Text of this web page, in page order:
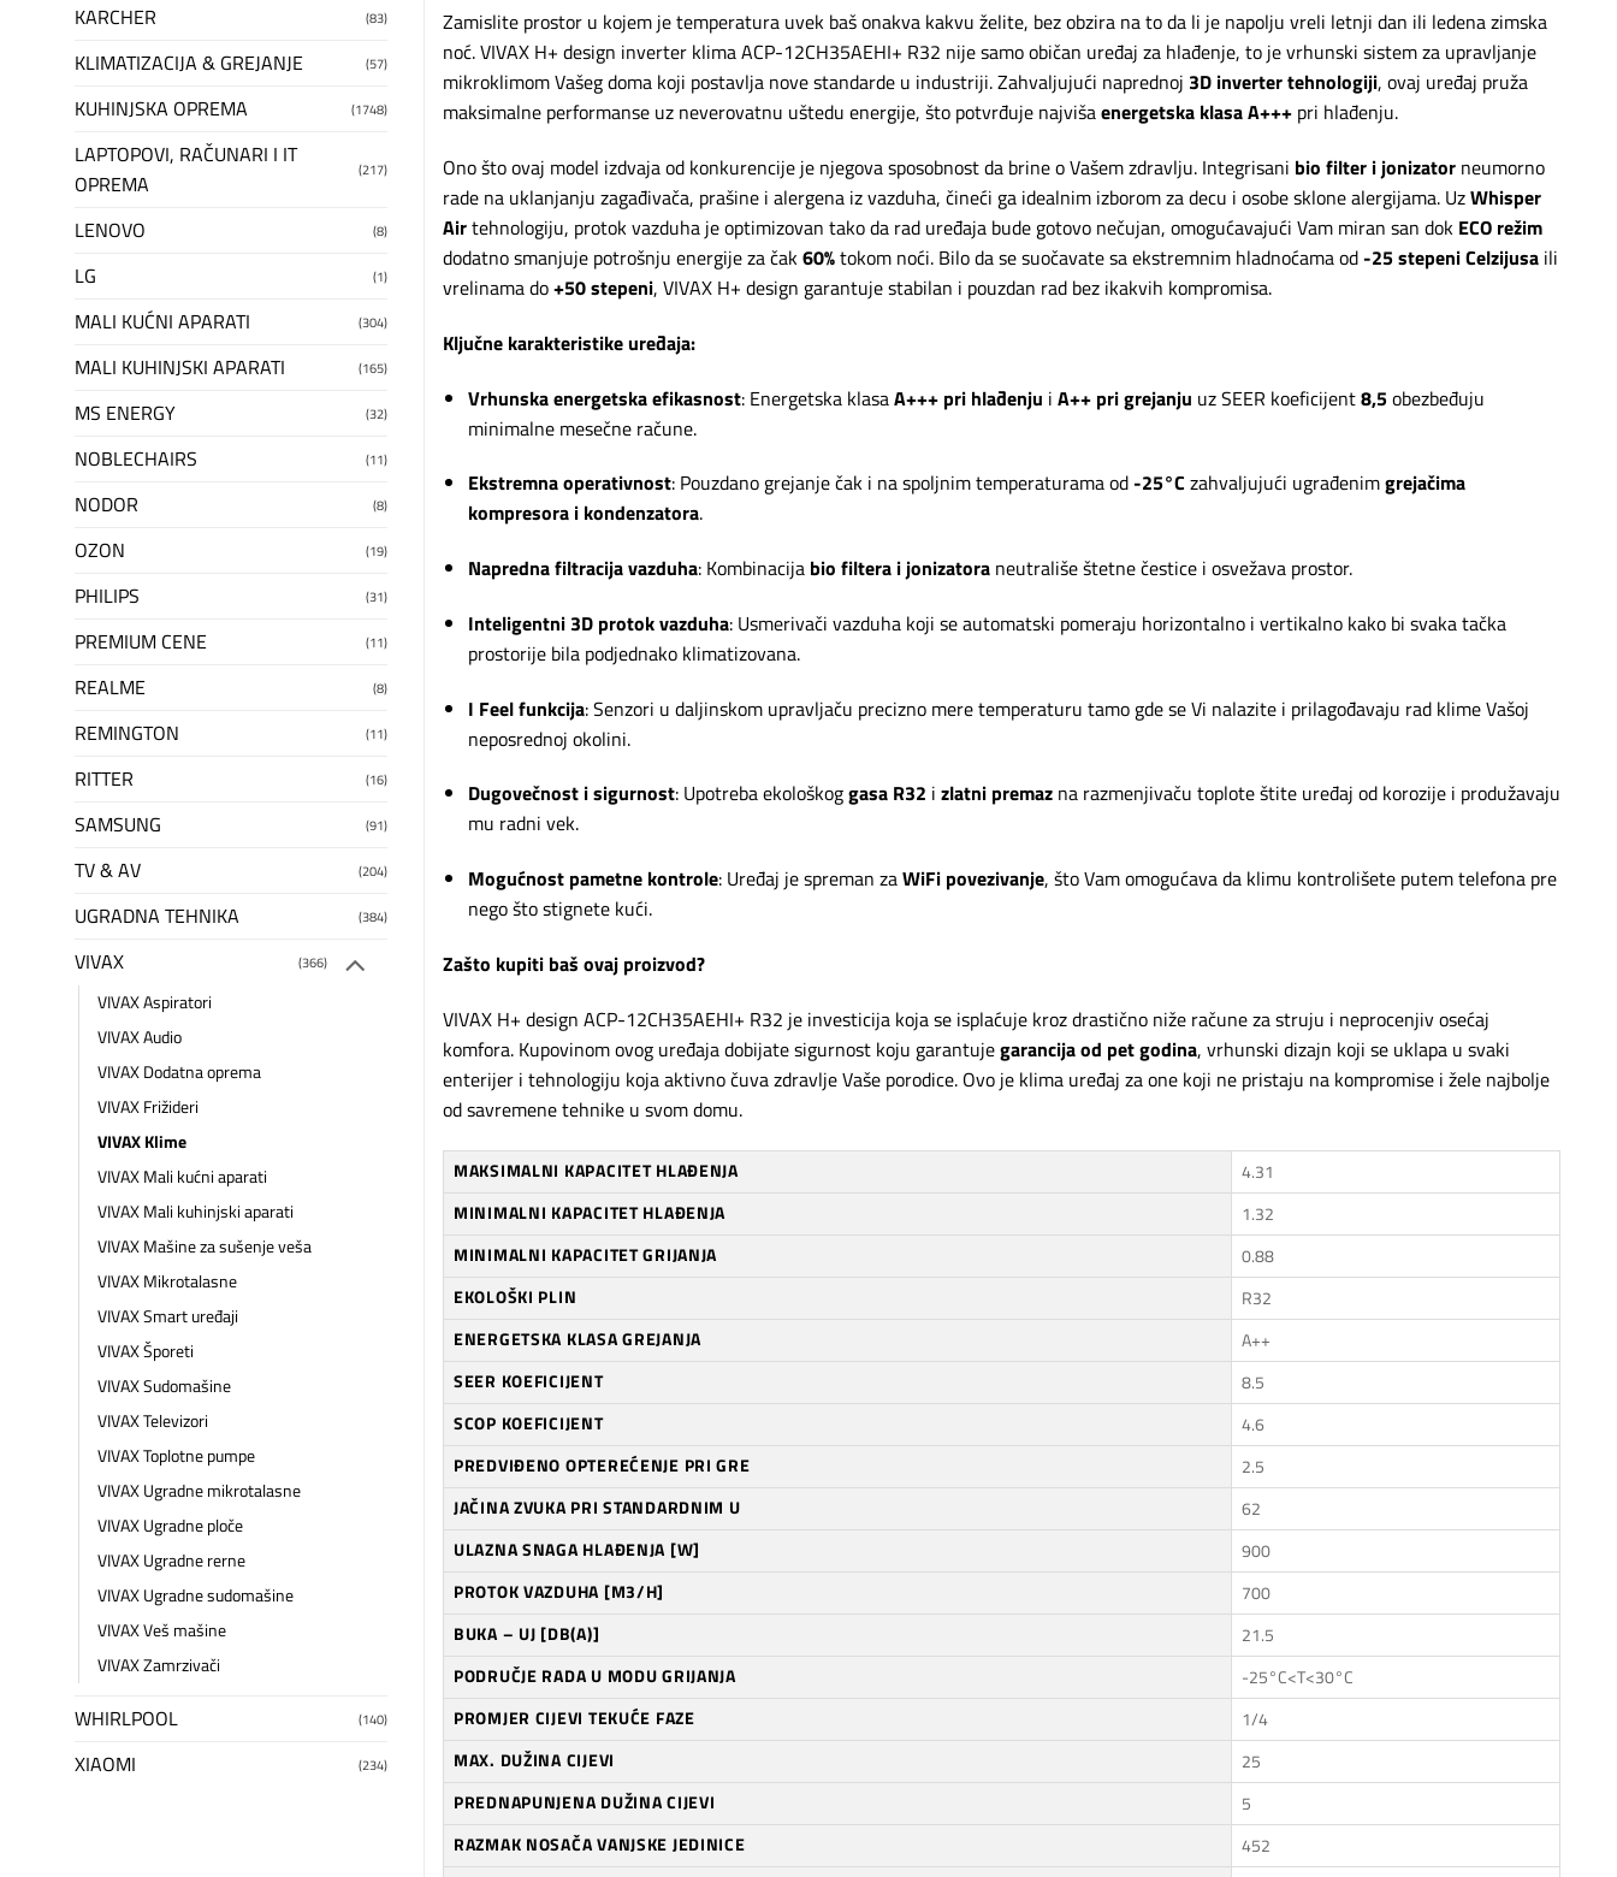
KARCHER (83)
KLIMATIZACIJA & GREJANJE (57)
KUHINJSKA OPREMA (1748)
LAPTOPOVI, RAČUNARI I IT
OPREMA
(217)
LENOVO (8)
LG (1)
MALI KUĆNI APARATI (304)
MALI KUHINJSKI APARATI (165)
MS ENERGY (32)
NOBLECHAIRS (11)
NODOR (8)
OZON (19)
PHILIPS (31)
PREMIUM CENE (11)
REALME (8)
REMINGTON (11)
RITTER (16)
SAMSUNG (91)
TV & AV (204)
UGRADNA TEHNIKA (384)
VIVAX (366)
VIVAX Aspiratori
VIVAX Audio
VIVAX Dodatna oprema
VIVAX Frižideri
VIVAX Klime
VIVAX Mali kućni aparati
VIVAX Mali kuhinjski aparati
VIVAX Mašine za sušenje veša
VIVAX Mikrotalasne
VIVAX Smart uređaji
VIVAX Šporeti
VIVAX Sudomašine
VIVAX Televizori
VIVAX Toplotne pumpe
VIVAX Ugradne mikrotalasne
VIVAX Ugradne ploče
VIVAX Ugradne rerne
VIVAX Ugradne sudomašine
VIVAX Veš mašine
VIVAX Zamrzivači
WHIRLPOOL (140)
XIAOMI (234)
Zamislite prostor u kojem je temperatura uvek baš onakva kakvu želite, bez obzira na to da li je napolju vreli letnji dan ili ledena zimska
noć. VIVAX H+ design inverter klima ACP-12CH35AEHI+ R32 nije samo običan uređaj za hlađenje, to je vrhunski sistem za upravljanje
mikroklimom Vašeg doma koji postavlja nove standarde u industriji. Zahvaljujući naprednoj 3D inverter tehnologiji, ovaj uređaj pruža
maksimalne performanse uz neverovatnu uštedu energije, što potvrđuje najvišaenergetska klasa A+++ pri hlađenju.
Ono što ovaj model izdvaja od konkurencije je njegova sposobnost da brine o Vašem zdravlju. Integrisani bio filter i jonizator neumorno
rade na uklanjanju zagađivača, prašine i alergena iz vazduha, čineći ga idealnim izborom za decu i osobe sklone alergijama. UzWhisper
Airtehnologiju, protok vazduha je optimizovan tako da rad uređaja bude gotovo nečujan, omogućavajući Vam miran san dok ECO režim
dodatno smanjuje potrošnju energije za čak60%tokom noći. Bilo da se suočavate sa ekstremnim hladnoćama od-25 stepeni Celzijusa ili
vrelinama do+50 stepeni, VIVAX H+ design garantuje stabilan i pouzdan rad bez ikakvih kompromisa.
Ključne karakteristike uređaja:
Vrhunska energetska efikasnost: Energetska klasaA+++ pri hlađenju i A++ pri grejanju uz SEER koeficijent8,5obezbeđuju
minimalne mesečne račune.
Ekstremna operativnost: Pouzdano grejanje čak i na spoljnim temperaturama od-25°C zahvaljujući ugrađenimgrejačima
kompresora i kondenzatora.
Napredna filtracija vazduha: Kombinacija bio filtera i jonizatoraneutrališe štetne čestice i osvežava prostor.
Inteligentni 3D protok vazduha: Usmerivači vazduha koji se automatski pomeraju horizontalno i vertikalno kako bi svaka tačka
prostorije bila podjednako klimatizovana.
I Feel funkcija: Senzori u daljinskom upravljaču precizno mere temperaturu tamo gde se Vi nalazite i prilagođavaju rad klime Vašoj
neposrednoj okolini.
Dugovečnost i sigurnost: Upotreba ekološkoggasa R32 i zlatni premazna razmenjivaču toplote štite uređaj od korozije i produžavaju
mu radni vek.
Mogućnost pametne kontrole: Uređaj je spreman zaWiFi povezivanje, što Vam omogućava da klimu kontrolišete putem telefona pre
nego što stignete kući.
Zašto kupiti baš ovaj proizvod?
VIVAX H+ design ACP-12CH35AEHI+ R32 je investicija koja se isplaćuje kroz drastično niže račune za struju i neprocenjiv osećaj
komfora. Kupovinom ovog uređaja dobijate sigurnost koju garantujegarancija od pet godina, vrhunski dizajn koji se uklapa u svaki
enterijer i tehnologiju koja aktivno čuva zdravlje Vaše porodice. Ovo je klima uređaj za one koji ne pristaju na kompromise i žele najbolje
od savremene tehnike u svom domu.
MAKSIMALNI KAPACITET HLAĐENJA
4.31
MINIMALNI KAPACITET HLAĐENJA
1.32
MINIMALNI KAPACITET GRIJANJA
0.88
EKOLOŠKI PLIN
R32
ENERGETSKA KLASA GREJANJA
A++
SEER KOEFICIJENT
8.5
SCOP KOEFICIJENT
4.6
PREDVIĐENO OPTEREĆENJE PRI GRE
2.5
JAČINA ZVUKA PRI STANDARDNIM U
62
ULAZNA SNAGA HLAĐENJA [W]
900
PROTOK VAZDUHA [M3/H]
700
BUKA – UJ [DB(A)]
21.5
PODRUČJE RADA U MODU GRIJANJA
-25°C<T<30°C
PROMJER CIJEVI TEKUĆE FAZE
1/4
MAX. DUŽINA CIJEVI
25
PREDNAPUNJENA DUŽINA CIJEVI
5
RAZMAK NOSAČA VANJSKE JEDINICE
452